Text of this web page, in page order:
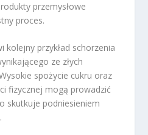
przemysłowe
proces.
kolejny przykład schorzenia
ze złych
spożycie cukru oraz
fizycznej mogą prowadzić
skutkuje podniesieniem